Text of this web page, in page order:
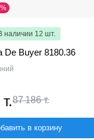
наличии 12 шт.
De Buyer 8180.36
87 186 т.
в корзину